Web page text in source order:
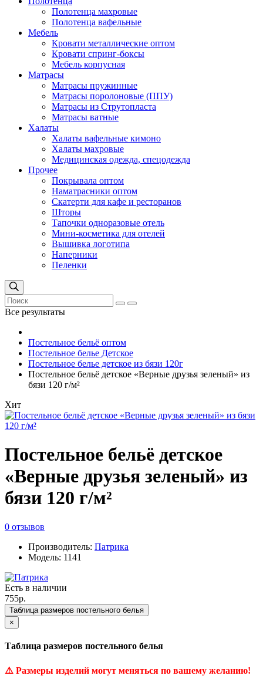
Полотенца махровые
Полотенца вафельные
Мебель
Кровати металлические оптом
Кровати спринг-боксы
Мебель корпусная
Матрасы
Матрасы пружинные
Матрасы поролоновые (ППУ)
Матрасы из Струтопласта
Матрасы ватные
Халаты
Халаты вафельные кимоно
Халаты махровые
Медицинская одежда, спецодежда
Прочее
Покрывала оптом
Наматрасники оптом
Скатерти для кафе и ресторанов
Шторы
Тапочки одноразовые отель
Мини-косметика для отелей
Вышивка логотипа
Наперники
Пеленки
Все результаты
Постельное бельё оптом
Постельное белье Детское
Постельное белье детское из бязи 120г
Постельное бельё детское «Верные друзья зеленый» из
бязи 120 г/м²
Хит
Постельное бельё детское
«Верные друзья зеленый» из
бязи 120 г/м²
0 отзывов
Производитель: Патрика
Модель: 1141
Есть в наличии
755р.
Таблица размеров постельного белья
×
Таблица размеров постельного белья
⚠️ Размеры изделий могут меняться по вашему желанию!